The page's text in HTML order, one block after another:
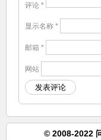
评论 *
显示名称 *
邮箱 *
网站
© 2008-2022